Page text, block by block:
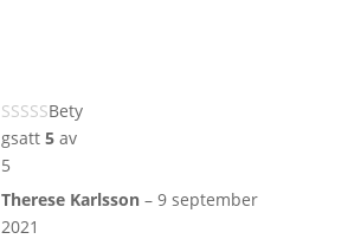
Bety
gsatt 5av
5
Therese Karlsson – 9 september
2021